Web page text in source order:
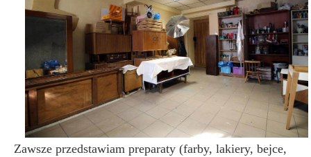
Zawsze przedstawiam preparaty (farby, lakiery, bejce,